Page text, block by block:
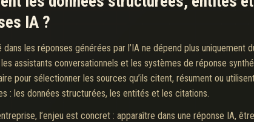
IA ?
dans les réponses générées par l’IA ne dépend plus
assistants conversationnels et les systèmes de réponse
pour sélectionner les sources qu’ils citent, résument ou
: les données structurées, les entités et les citations.
l’enjeu est concret : apparaître dans une réponse IA,